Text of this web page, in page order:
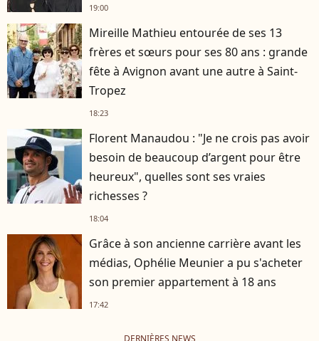
19:00
Mireille Mathieu entourée de ses 13
frères et sœurs pour ses 80 ans : grande
fête à Avignon avant une autre à Saint-
Tropez
18:23
Florent Manaudou : "Je ne crois pas avoir
besoin de beaucoup d’argent pour être
heureux", quelles sont ses vraies
richesses ?
18:04
Grâce à son ancienne carrière avant les
médias, Ophélie Meunier a pu s'acheter
son premier appartement à 18 ans
17:42
DERNIÈRES NEWS